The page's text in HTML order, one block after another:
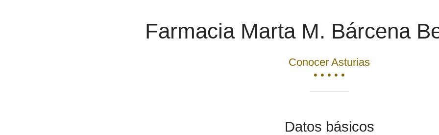
Farmacia Marta M. Bárcena
Conocer Asturias
• • • • •
Datos básicos